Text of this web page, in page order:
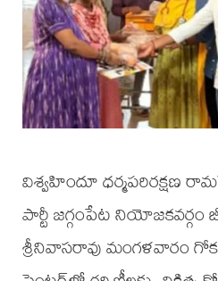
విశ్వహిందూ ధర్మపరిరక్షణ
పార్టీ జగ్గంపేట
శ్రీనివాసరావు మంగళవారం